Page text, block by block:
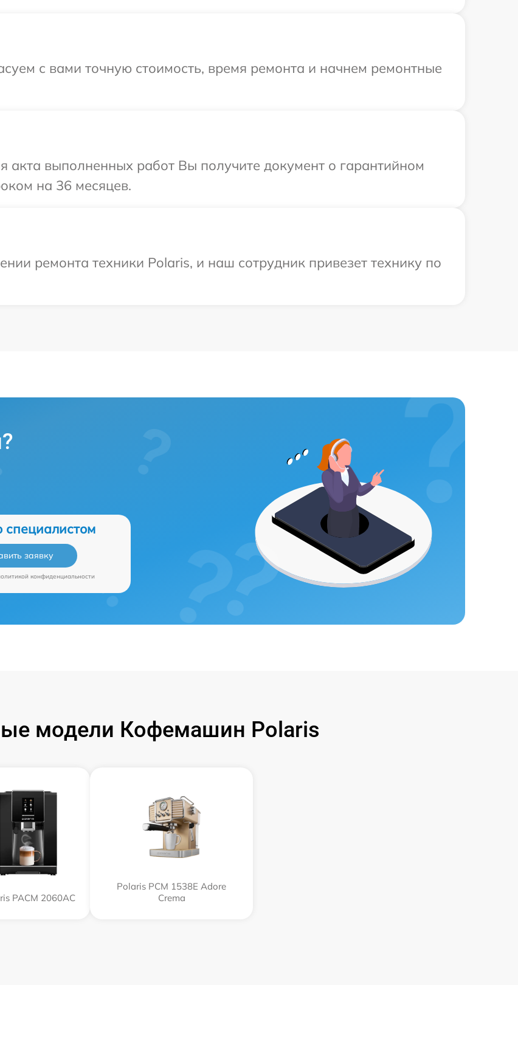
с вами точную стоимость, время ремонта и начнем ремонтные
акта выполненных работ Вы получите документ о гарантийном
на 36 месяцев.
ремонта техники Polaris, и наш сотрудник привезет технику по
специалистом
заявку
конфиденциальности
модели Кофемашин Polaris
PACM 2060AC
Polaris PCM 1538E Adore
Crema